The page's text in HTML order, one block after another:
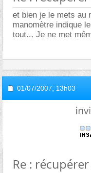
et bien je le mets au
manomètre indique
tout... Je ne met
01/07/2007, 13h03
Re :